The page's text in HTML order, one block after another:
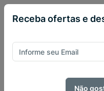
Receba ofertas e
Não